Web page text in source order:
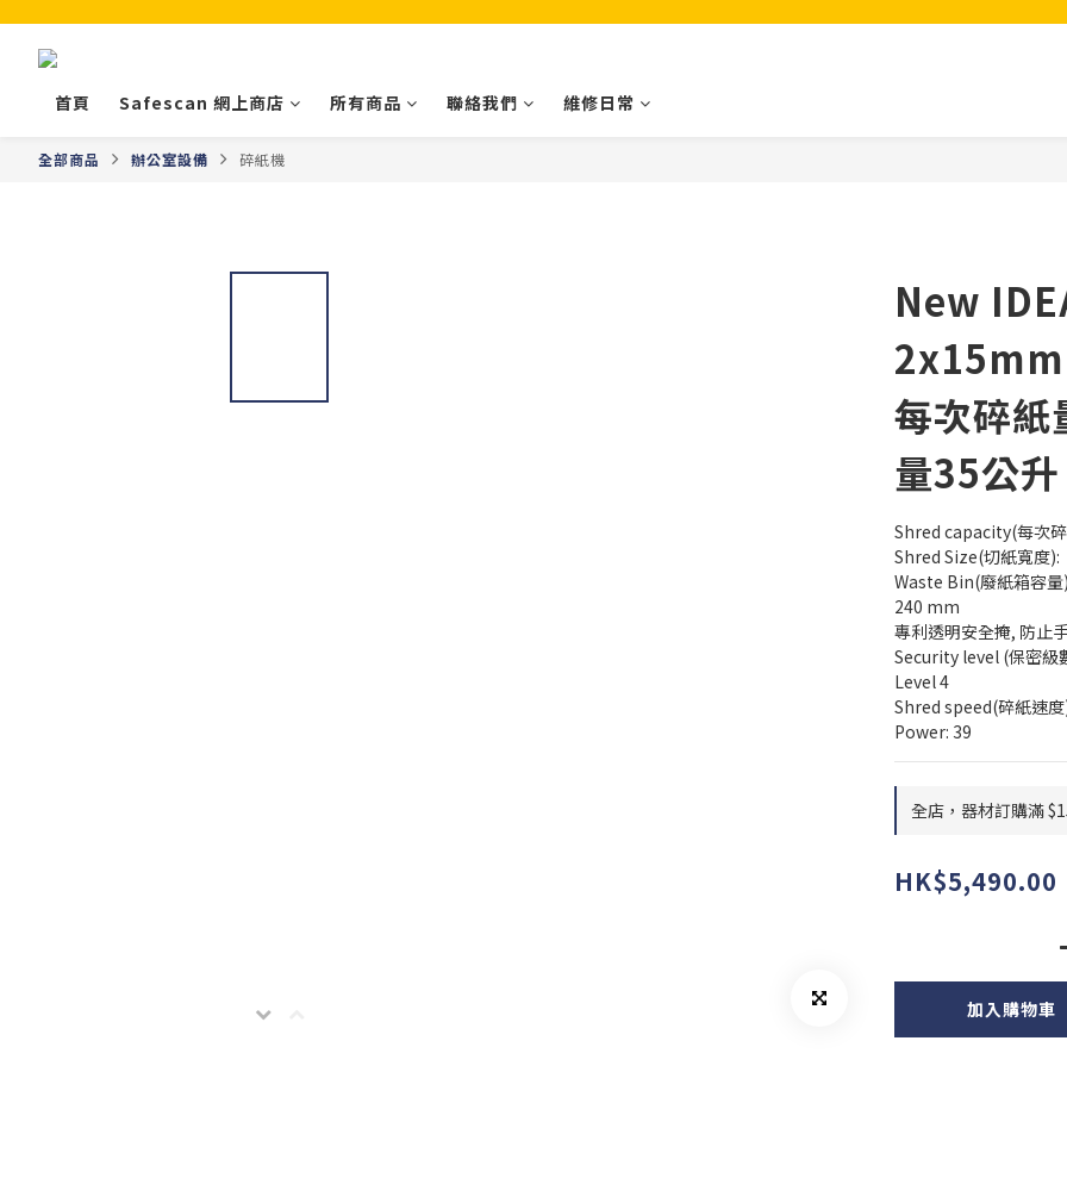
首頁 Safescan 網上商店 所有商品 聯絡我們 維修日常
全部商品 辦公室設備 碎紙機
New
2x15mm
每次碎紙
量35公
Shred capacity(每次
Shred Size(切紙寬度
Waste Bin(廢紙箱容
240 mm
專利透明安全掩, 防止
Security level (保密級
Level 4
Shred speed(碎紙速
Power: 39
全店，器材訂購滿
HK$5,490.00
加入購物車